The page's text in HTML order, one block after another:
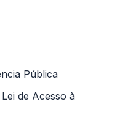
Pública
de Acesso à